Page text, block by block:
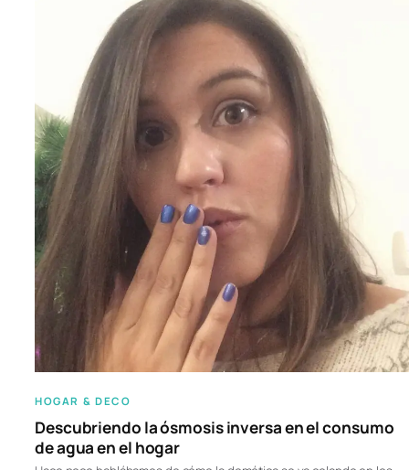
HOGAR & DECO
Descubriendo la ósmosis inversa en el consumo
de agua en el hogar